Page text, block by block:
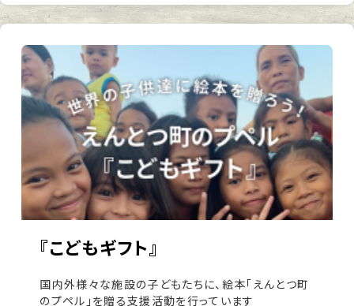
『こどもギフト』
国内外様々な施設の子どもたちに、絵本「えんとつ町
のプペル」を贈る支援活動を行っています